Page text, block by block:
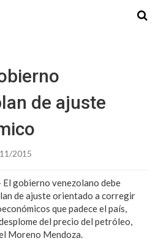
de ajuste
2015
gobierno venezolano debe
de ajuste orientado a corregir
que padece el país,
del precio del petróleo,
Moreno Mendoza.